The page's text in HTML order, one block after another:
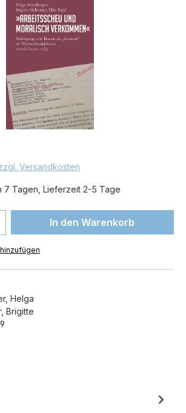
Versandkosten
7 Tagen, Lieferzeit 2-5 Tage
Gib den
In den Warenkorb
Helga
Brigitte